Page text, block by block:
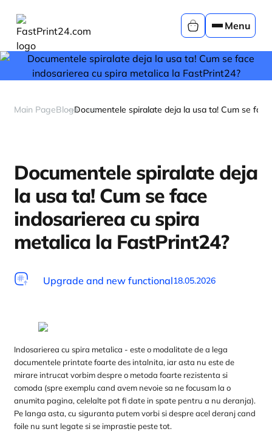
Menu
Main PageBlogDocumentele spiralate deja la usa ta! Cum se
Documentele spiralate deja
la usa ta! Cum se face
indosarierea cu spira
metalica la FastPrint24?
Upgrade and new functional18.05.2026
Indosarierea cu spira metalica - este o modalitate de a lega
documentele printate foarte des intalnita, iar asta nu este de
mirare intrucat vorbim despre o metoda foarte rezistenta si
comoda (spre exemplu cand avem nevoie sa ne focusam la o
anumita pagina, celelalte pot fi date in spate pentru a nu deranja).
Pe langa asta, cu siguranta putem vorbi si despre acel deranj cand
foile nu sunt legate si se imprastie peste tot.